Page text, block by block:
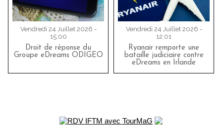
Vendredi 24 Juillet 2026 -
15:00
Droit de réponse du
Groupe eDreams ODIGEO
Vendredi 24 Juillet 2026 -
12:01
Ryanair remporte une
bataille judiciaire contre
eDreams en Irlande